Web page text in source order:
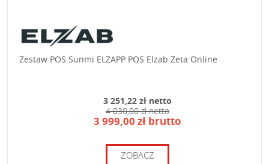
Zestaw POS Sunmi ELZAPP POS Elzab Zeta Online
3 251,22 zł netto
4 030,00 zł netto
3 999,00 zł brutto
ZOBACZ